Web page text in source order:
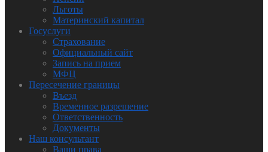
Льготы
Материнский капитал
Госуслуги
Страхование
Официальный сайт
Запись на прием
МФЦ
Пересечение границы
Въезд
Временное разрешение
Ответственность
Документы
Наш консультант
Ваши права